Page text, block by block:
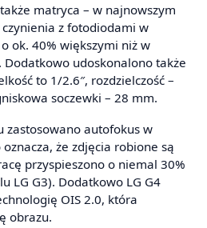
matryca – w najnowszym
z fotodiodami w
ok. 40% większymi niż w
Dodatkowo udoskonalono także
to 1/2.6″, rozdzielczość –
soczewki – 28 mm.
zastosowano autofokus w
że zdjęcia robione są
przyspieszono o niemal 30%
LG G3). Dodatkowo LG G4
OIS 2.0, która
obrazu.